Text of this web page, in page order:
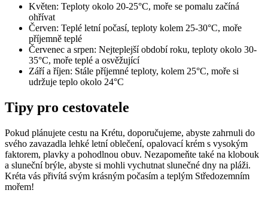
Květen: Teploty okolo 20-25°C, moře se pomalu začíná
ohřívat
Červen: Teplé letní počasí, teploty kolem 25-30°C, moře
příjemně teplé
Červenec a srpen: Nejteplejší období roku, teploty okolo 30-
35°C, moře teplé a osvěžující
Září a říjen: Stále příjemné teploty, kolem 25°C, moře si
udržuje teplo okolo 24°C
Tipy pro cestovatele
Pokud plánujete cestu na Krétu, doporučujeme, abyste zahrnuli do
svého zavazadla lehké letní oblečení, opalovací krém s vysokým
faktorem, plavky a pohodlnou obuv. Nezapomeňte také na klobouk
a sluneční brýle, abyste si mohli vychutnat slunečné dny na pláži.
Kréta vás přivítá svým krásným počasím a teplým Středozemním
mořem!